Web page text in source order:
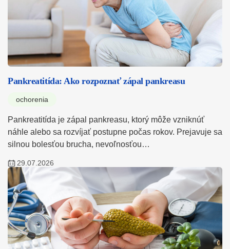
Pankreatitída: Ako rozpoznať zápal pankreasu
ochorenia
Pankreatitída je zápal pankreasu, ktorý môže vzniknúť
náhle alebo sa rozvíjať postupne počas rokov. Prejavuje sa
silnou bolesťou brucha, nevoľnosťou…
29.07.2026